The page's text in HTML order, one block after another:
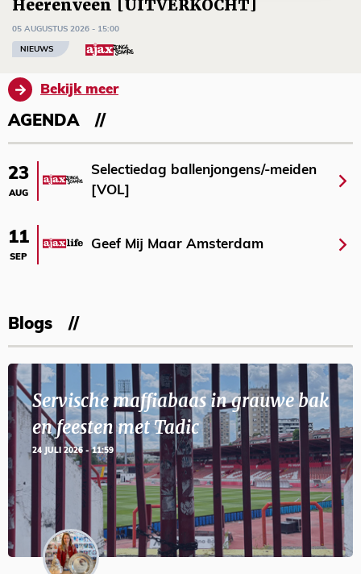
Heerenveen [UITVERKOCHT]
05 AUGUSTUS 2026 - 15:00
NIEUWS
Bekijk meer
AGENDA
23
AUG
Selectiedag ballenjongens/-meiden
[VOL]
11
SEP
Geef Mij Maar Amsterdam
Blogs
Servische maffiabaas in grauwe bak
en feesten met Tadic
24 JULI 2026 - 11:59